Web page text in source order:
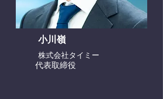
小川嶺
株式会社タイミー
代表取締役